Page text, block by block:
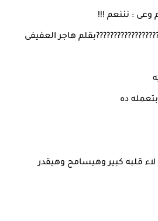
وعى : نننعم !!!
هاجر العفيفى
ده
قلبه كبير وهيسامح وهيقدر